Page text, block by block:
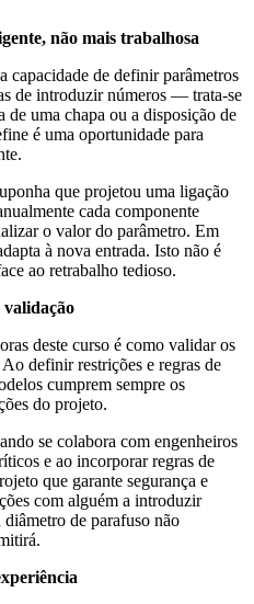
não mais trabalhosa
capacidade de definir parâmetros
de introduzir números — trata-se
de uma chapa ou a disposição de
é uma oportunidade para
que projetou uma ligação
cada componente
o valor do parâmetro. Em
à nova entrada. Isto não é
ao retrabalho tedioso.
deste curso é como validar os
definir restrições e regras de
cumprem sempre os
do projeto.
se colabora com engenheiros
e ao incorporar regras de
que garante segurança e
com alguém a introduzir
diâmetro de parafuso não